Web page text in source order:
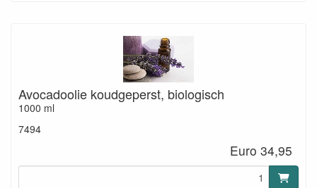
Avocadoolie koudgeperst, biologisch
1000 ml
7494
Euro 34,95